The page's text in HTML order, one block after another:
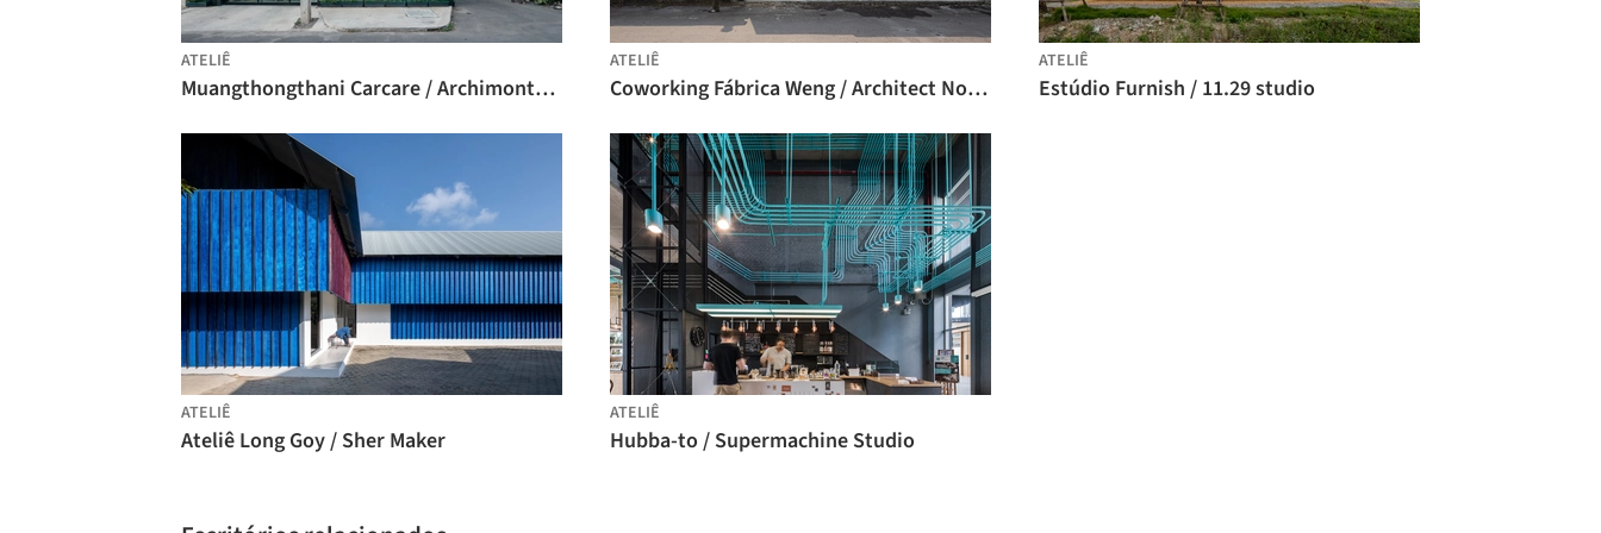
ATELIÊ
Muangthongthani Carcare / Archimontage Design Fields Sophisticated
ATELIÊ
Coworking Fábrica Weng / Architect Nonsense
ATELIÊ
Estúdio Furnish / 11.29 studio
ATELIÊ
Ateliê Long Goy / Sher Maker
ATELIÊ
Hubba-to / Supermachine Studio